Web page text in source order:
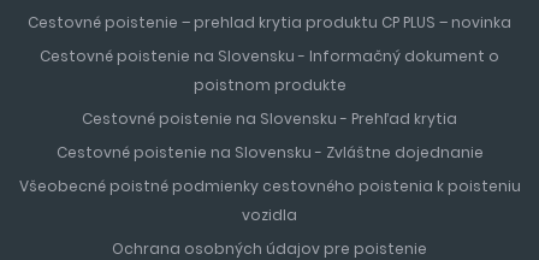
Cestovné poistenie – prehlad krytia produktu CP PLUS – novinka
Cestovné poistenie na Slovensku - Informačný dokument o
poistnom produkte
Cestovné poistenie na Slovensku - Prehľad krytia
Cestovné poistenie na Slovensku - Zvláštne dojednanie
Všeobecné poistné podmienky cestovného poistenia k poisteniu
vozidla
Ochrana osobných údajov pre poistenie